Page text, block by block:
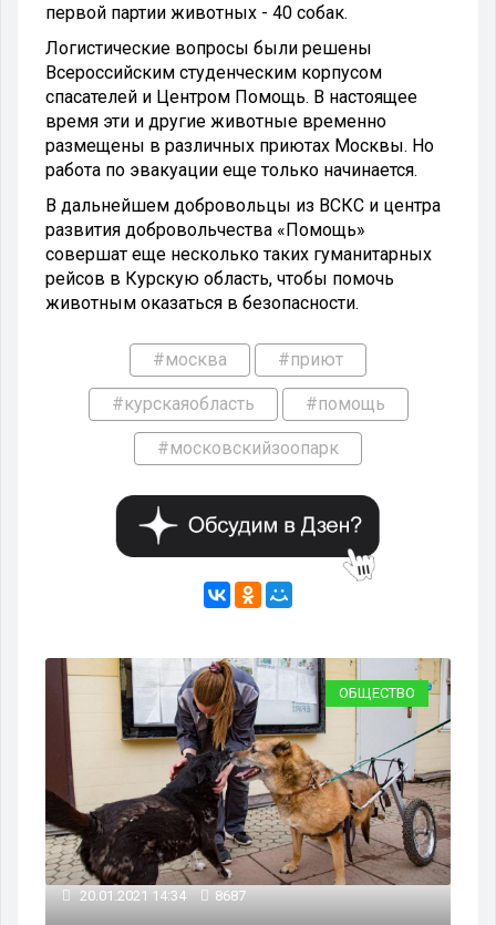
первой партии животных - 40 собак.
Логистические вопросы были решены
Всероссийским студенческим корпусом
спасателей и Центром Помощь. В настоящее
время эти и другие животные временно
размещены в различных приютах Москвы. Но
работа по эвакуации еще только начинается.
В дальнейшем добровольцы из ВСКС и центра
развития добровольчества «Помощь»
совершат еще несколько таких гуманитарных
рейсов в Курскую область, чтобы помочь
животным оказаться в безопасности.
#москва #приют
#курскаяобласть #помощь
#московскийзоопарк
ОБЩЕСТВО
20.01.2021 14:34 8687